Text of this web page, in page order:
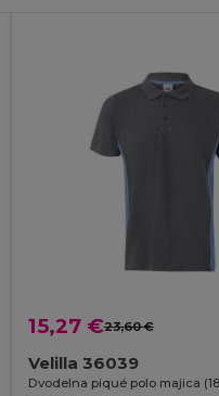
15,27 €23,60 €
Velilla 36039